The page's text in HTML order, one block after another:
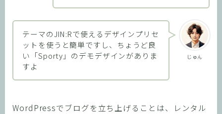
じゅん
テーマのJIN:Rで使えるデザインプリセ
ットを使うと簡単ですし、ちょうど良
い「Sporty」のデモデザインがありま
すよ
WordPressでブログを立ち上げることは、レンタル